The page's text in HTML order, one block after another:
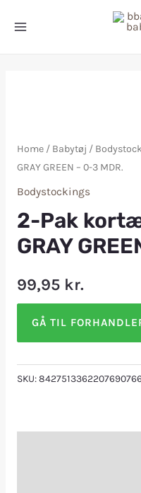
Home/ Babytøj /
GRAY GREEN – 0-3 MDR.
Bodystockings
2-Pak
GRAY
99,95 kr.
GÅ TIL
SKU: